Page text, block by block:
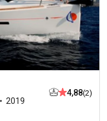
2019
4,88(2)